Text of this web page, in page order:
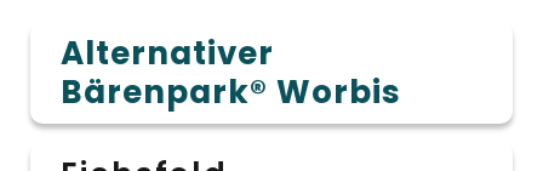
Alternativer
Bärenpark® Worbis